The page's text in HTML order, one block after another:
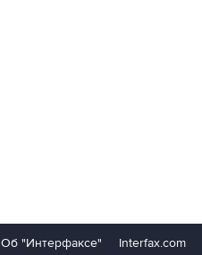
Об "Интерфаксе" Interfax.com